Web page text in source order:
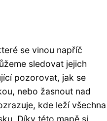
se vinou napříč
sledovat jejich
pozorovat, jak se
nebo žasnout nad
kde leží všechna
Díky této mapě si